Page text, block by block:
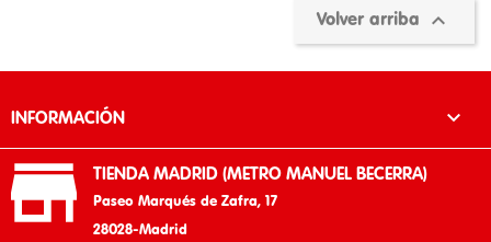
Volver arriba 
INFORMACIÓN 
 TIENDA MADRID (METRO MANUEL BECERRA)
Paseo Marqués de Zafra, 17
28028-Madrid